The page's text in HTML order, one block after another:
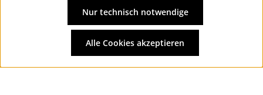
und ggf. Nachnahmegebühren, wenn nicht anders
angegeben.
Nur technisch notwendige
Alle Cookies akzeptieren